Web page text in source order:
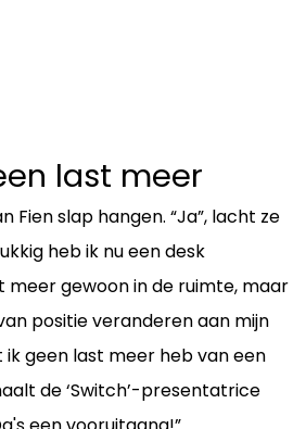
last meer
Fien slap hangen. “Ja”, lacht ze
heb ik nu een desk
meer gewoon in de ruimte, maar
positie veranderen aan mijn
geen last meer heb van een
de ‘Switch’-presentatrice